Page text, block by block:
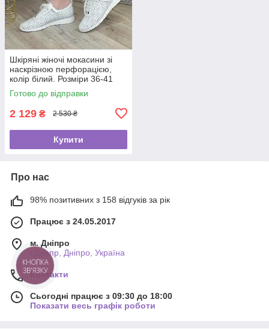
Шкіряні жіночі мокасини зі
наскрізною перфорацією,
колір білий. Розміри 36-41
Готово до відправки
2 129 ₴ 2 530 ₴
Купити
Про нас
98% позитивних з 158 відгуків за рік
Працює з 24.05.2017
м. Дніпро
г.Днепр, Дніпро, Україна
Контакти
Сьогодні працює з 09:30 до 18:00
Показати весь графік роботи
КНОПКА
ЗВ'ЯЗКУ